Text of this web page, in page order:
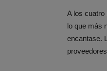
A los cuatro
lo que más
encantase.